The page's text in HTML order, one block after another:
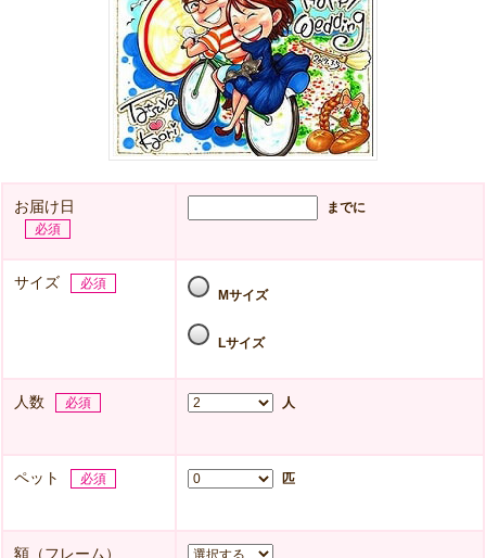
お届け日
必須
までに
サイズ 必須
Mサイズ
Lサイズ
人数 必須 人
ペット 必須 匹
額（フレーム）